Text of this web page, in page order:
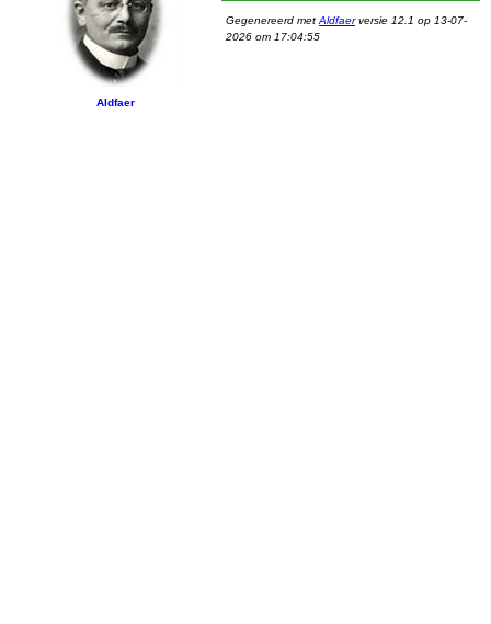
Aldfaer
Gegenereerd met Aldfaerversie 12.1 op 13-07-
2026 om 17:04:55